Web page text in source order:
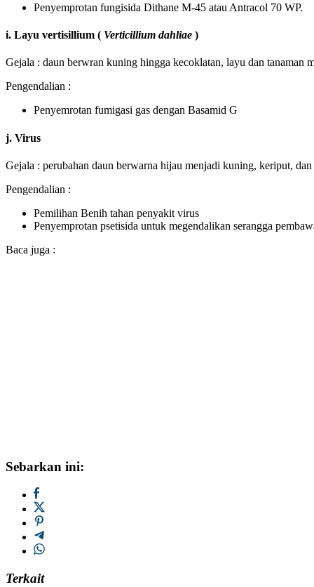
Penyemprotan fungisida Dithane M-45 atau Antracol 70 WP.
i. Layu vertisillium ( Verticillium dahliae )
Gejala : daun berwran kuning hingga kecoklatan, layu dan tanaman
Pengendalian :
Penyemrotan fumigasi gas dengan Basamid G
j. Virus
Gejala : perubahan daun berwarna hijau menjadi kuning, keriput,
Pengendalian :
Pemilihan Benih tahan penyakit virus
Penyemprotan psetisida untuk megendalikan serangga
Baca juga :
Sebarkan ini:
Terkait